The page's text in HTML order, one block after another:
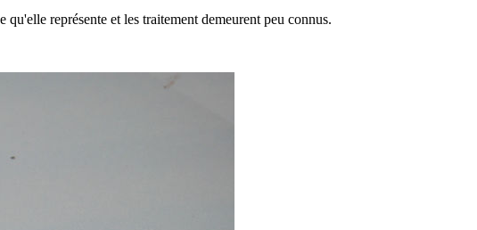
représente et les traitement demeurent peu connus.